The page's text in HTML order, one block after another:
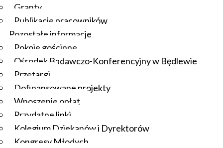
Granty
Publikacje pracowników
Pozostałe informacje
Pokoje gościnne
Ośrodek Badawczo-Konferencyjny w Będlewie
Przetargi
Dofinansowane projekty
Wnoszenie opłat
Przydatne linki
Kolegium Dziekanów i Dyrektorów
Kongresy Młodych